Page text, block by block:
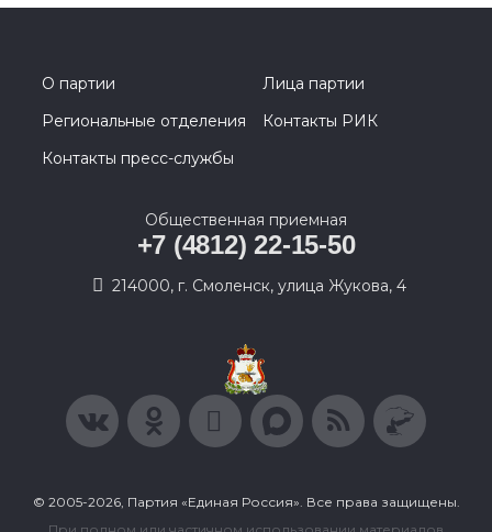
О партии
Лица партии
Региональные отделения
Контакты РИК
Контакты пресс-службы
Общественная приемная
+7 (4812) 22-15-50
214000, г. Смоленск, улица Жукова, 4
© 2005-2026, Партия «Единая Россия». Все права защищены.